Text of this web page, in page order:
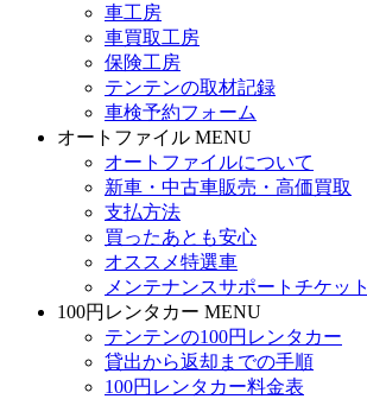
車工房
車買取工房
保険工房
テンテンの取材記録
車検予約フォーム
オートファイル MENU
オートファイルについて
新車・中古車販売・高価買取
支払方法
買ったあとも安心
オススメ特選車
メンテナンスサポートチケット
100円レンタカー MENU
テンテンの100円レンタカー
貸出から返却までの手順
100円レンタカー料金表